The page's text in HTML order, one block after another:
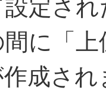
定さ
に「
成さ